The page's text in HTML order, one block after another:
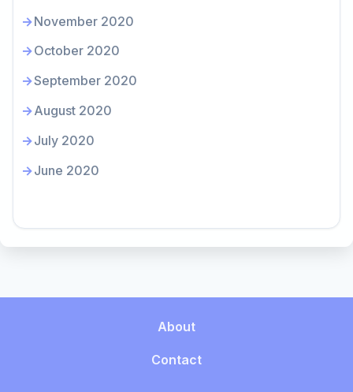
November 2020
October 2020
September 2020
August 2020
July 2020
June 2020
About
Contact